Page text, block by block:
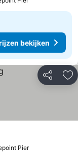
bekijken
Delen
Pier